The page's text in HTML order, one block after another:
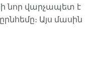
նոր վարչապետ է
Այս մասին